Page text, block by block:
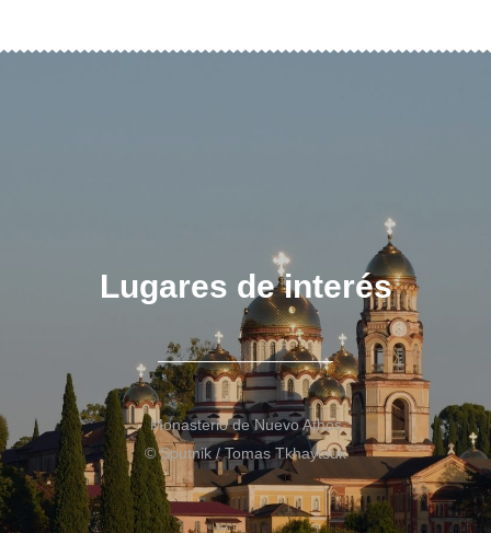
Lugares de interés
Monasterio de Nuevo Athos
© Sputnik / Tomas Tkhaytsuk